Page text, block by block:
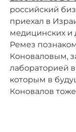
российский
приехал в
медицинских и
Ремез
Коноваловым,
лабораторией
которым в
Коновалов